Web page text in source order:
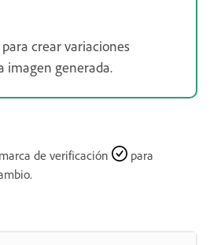
para crear variaciones
imagen generada.
de verificación
para